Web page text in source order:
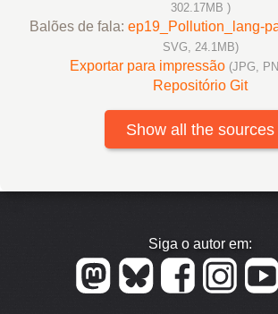
302.17MB )
Balões de fala: ep19_Pollution_lang-
SVG, 24.1MB)
Exportar para impressão (JPG,
Repositório Git
Show all the sources
Siga o autor em: